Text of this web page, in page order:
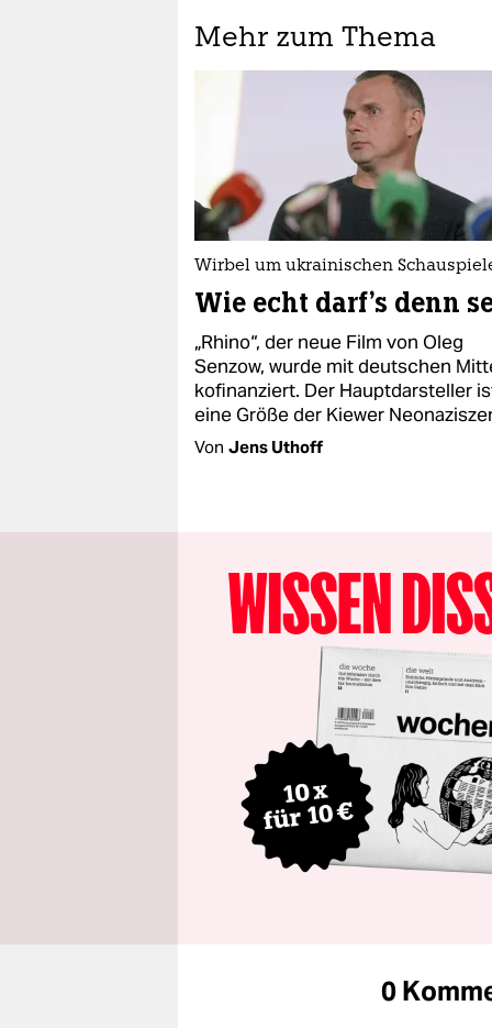
Mehr zum Thema
Wirbel um ukrainischen
Wie echt darf’s denn
„Rhino“, der neue Film von Oleg
Senzow, wurde mit deutschen
kofinanziert. Der Hauptdarsteller
eine Größe der Kiewer
Von Jens Uthoff
0